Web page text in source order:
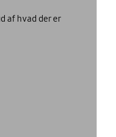
af hvad der er